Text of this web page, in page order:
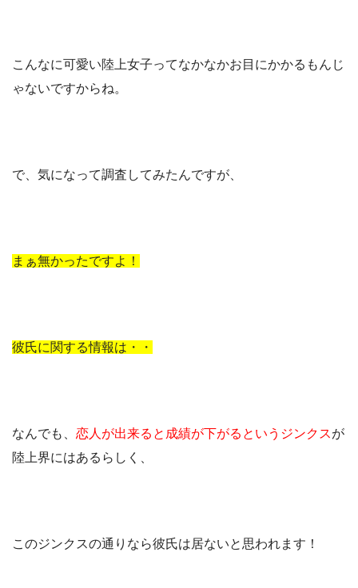
こんなに可愛い陸上女子ってなかなかお目にかかるもんじ
ゃないですからね。
で、気になって調査してみたんですが、
まぁ無かったですよ！
彼氏に関する情報は・・
なんでも、 恋人が出来ると成績が下がるというジンクスが
陸上界にはあるらしく、
このジンクスの通りなら彼氏は居ないと思われます！